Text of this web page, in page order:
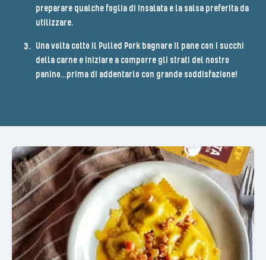
preparare qualche foglia di insalata e la salsa preferita da
utilizzare.
Una volta cotto il Pulled Pork bagnare il pane con i succhi
della carne e iniziare a comporre gli strati del nostro
panino…prima di addentarlo con grande soddisfazione!